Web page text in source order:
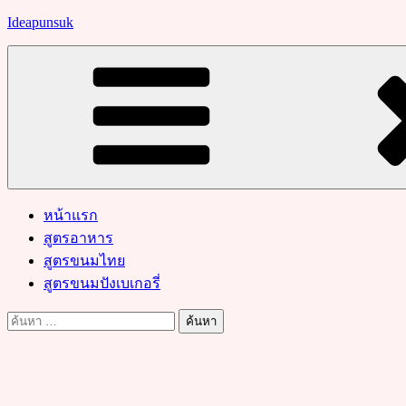
Skip
Ideapunsuk
หน้าแรก
สูตรอาหาร
สูตรขนมไทย
สูตรขนมปังเบเกอรี่
ค้นหา